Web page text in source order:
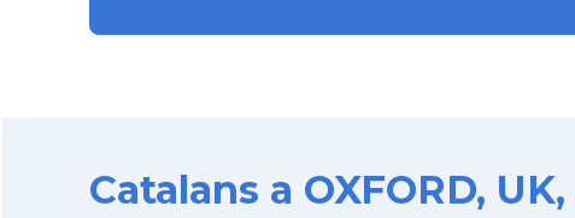
Catalans a OXFORD,